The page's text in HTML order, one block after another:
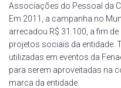
Associações do Pessoal da
Em 2011, a campanha no
arrecadou R$ 31.100, a fim
projetos sociais da entidade.
utilizadas em eventos da
para serem aproveitadas na
marca da entidade.